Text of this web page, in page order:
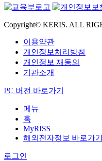
Copyright© KERIS. ALL
이용약관
개인정보처리방침
개인정보 재동의
기관소개
PC 버전 바로가기
메뉴
홈
MyRISS
해외전자정보 바로가기
로그인